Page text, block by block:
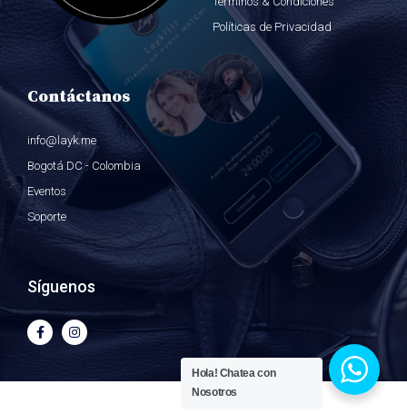
Políticas de Privacidad
Contáctanos
info@layk.me
Bogotá DC - Colombia
Eventos
Soporte
Síguenos
Hola! Chatea con
Nosotros